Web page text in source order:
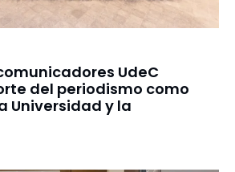
UdeC
del periodismo como
Universidad y la